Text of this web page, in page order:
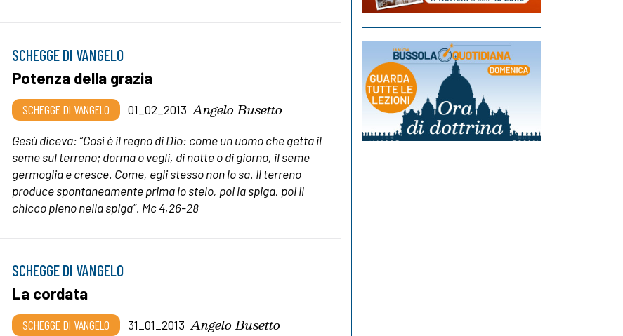
SCHEGGE DI VANGELO
Potenza della grazia
SCHEGGE DI VANGELO 01_02_2013 Angelo Busetto
Gesù diceva: “Così è il regno di Dio: come un uomo che getta il
seme sul terreno; dorma o vegli, di notte o di giorno, il seme
germoglia e cresce. Come, egli stesso non lo sa. Il terreno
produce spontaneamente prima lo stelo, poi la spiga, poi il
chicco pieno nella spiga”. Mc 4,26-28
SCHEGGE DI VANGELO
La cordata
SCHEGGE DI VANGELO 31_01_2013 Angelo Busetto